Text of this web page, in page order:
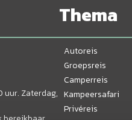
uur. Zaterdag,
Thema
Autoreis
Groepsreis
Camperreis
Kampeersafari
Privéreis